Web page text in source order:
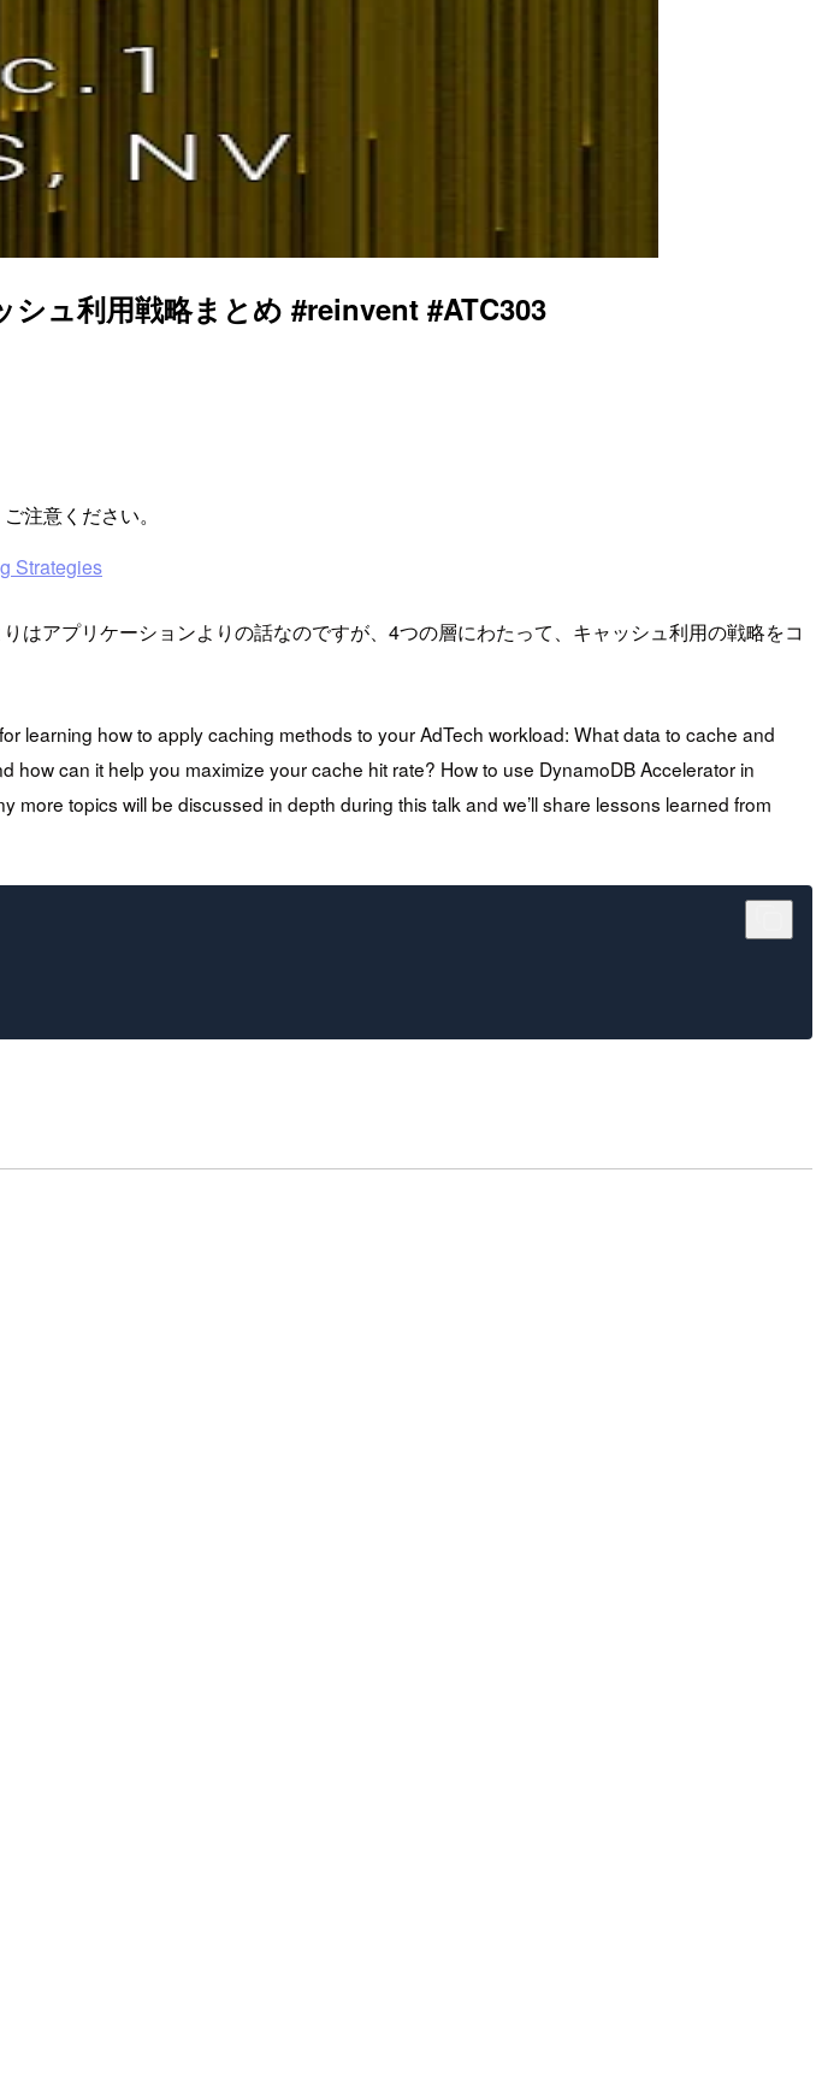
ュ利用戦略まとめ #reinvent #ATC303
注意ください。
Strategies
アプリケーションよりの話なのですが、4つの層にわたって、キャッシュ利用の戦略をコ
learning how to apply caching methods to your AdTech workload: What data to cache and
can it help you maximize your cache hit rate? How to use DynamoDB Accelerator in
topics will be discussed in depth during this talk and we’ll share lessons learned from